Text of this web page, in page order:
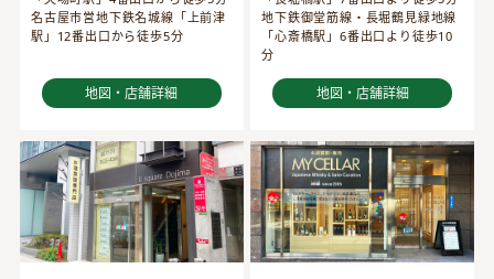
名古屋市営地下鉄名城線「上前津
駅」12番出口から徒歩5分
地図・店舗詳細
地下鉄御堂筋線・長堀鶴見緑地線
「心斎橋駅」6番出口より徒歩10
分
地図・店舗詳細